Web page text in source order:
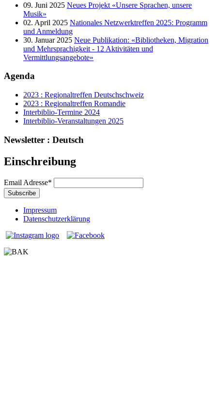
09. Juni 2025 Neues Projekt «Unsere Sprachen, unsere
Musik»
02. April 2025 Nationales Netzwerktreffen 2025: Programm
und Anmeldung
30. Januar 2025 Neue Publikation: «Bibliotheken, Migration
und Mehrsprachigkeit - 12 Aktivitäten und
Vermittlungsangebote»
Agenda
2023 : Regionaltreffen Deutschschweiz
2023 : Regionaltreffen Romandie
Interbiblio-Termine 2024
Interbiblio-Veranstaltungen 2025
Newsletter : Deutsch
Einschreibung
Email Adresse*
Impressum
Datenschutzerklärung